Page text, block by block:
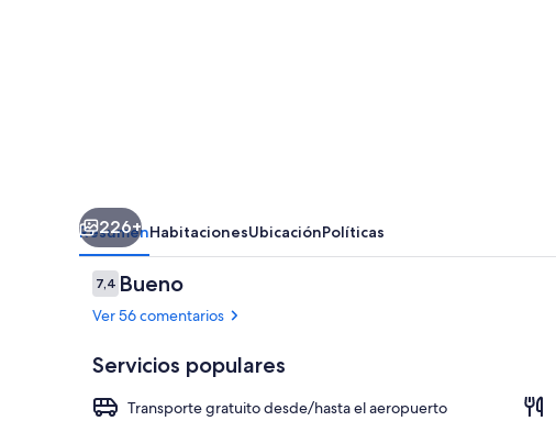
226+
ResumenHabitacionesUbicaciónPolíticas
Comentarios
7,47,4 de 10
Bueno
Ver 56 comentarios
Servicios populares
Transporte gratuito desde/hasta el aeropuerto